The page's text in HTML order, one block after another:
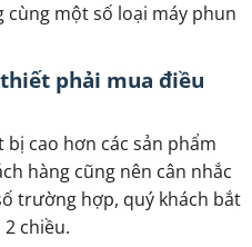
cùng một số loại máy phun
phải mua điều
cao hơn các sản phẩm
hàng cũng nên cân nhắc
trường hợp, quý khách bắt
chiều.